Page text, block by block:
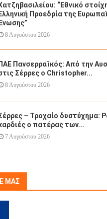
“Εθνικό
Ελληνική Προεδρία της
8 Αυγούστου 2026
ΠΑΕ Πανσερραϊκός: Από την
Σέρρες ο Christopher...
8 Αυγούστου 2026
– Τροχαίο δυστύχημα:
ο πατέρας των...
7 Αυγούστου 2026
ΜΑΣ